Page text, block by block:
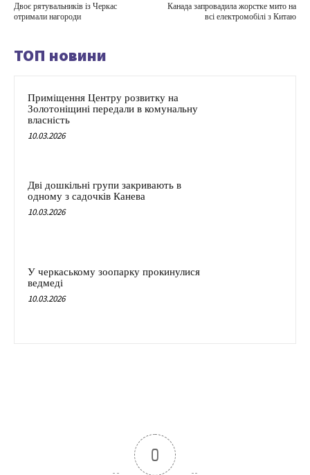
Двоє рятувальників із Черкас
отримали нагороди
Канада запровадила жорстке мито на
всі електромобілі з Китаю
ТОП новини
Приміщення Центру розвитку на
Золотоніщині передали в комунальну
власність
10.03.2026
Дві дошкільні групи закривають в
одному з садочків Канева
10.03.2026
У черкаському зоопарку прокинулися
ведмеді
10.03.2026
0